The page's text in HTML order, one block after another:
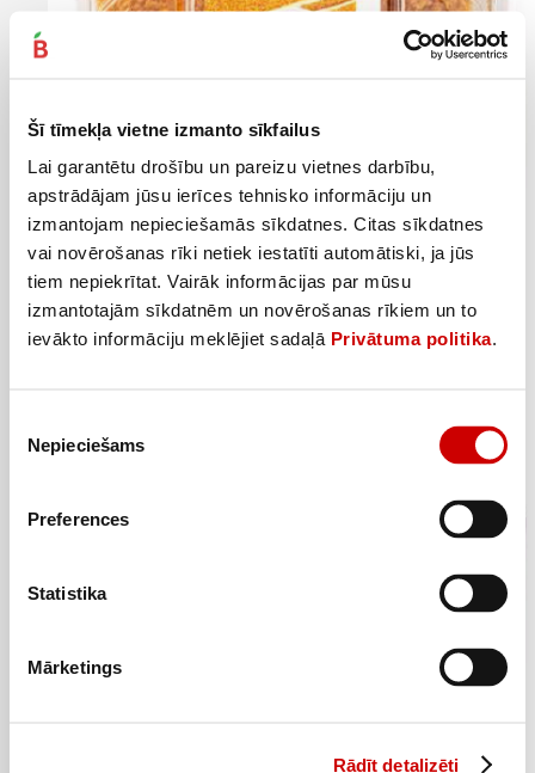
Šī tīmekļa vietne izmanto sīkfailus
Lai garantētu drošību un pareizu vietnes darbību,
apstrādājam jūsu ierīces tehnisko informāciju un
izmantojam nepieciešamās sīkdatnes. Citas sīkdatnes
vai novērošanas rīki netiek iestatīti automātiski, ja jūs
tiem nepiekrītat. Vairāk informācijas par mūsu
izmantotajām sīkdatnēm un novērošanas rīkiem un to
ievākto informāciju meklējiet sadaļā Privātuma politika.
izvēle
Nepieciešams
Preferences
Statistika
Mārketings
Rādīt detalizēti
Medus kūka MEISTARA MARKA 300g
3
. 59€